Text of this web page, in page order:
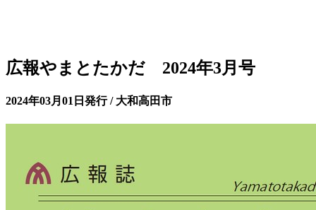
広報やまとたかだ 2024年3月号
2024年03月01日発行 / 大和高田市